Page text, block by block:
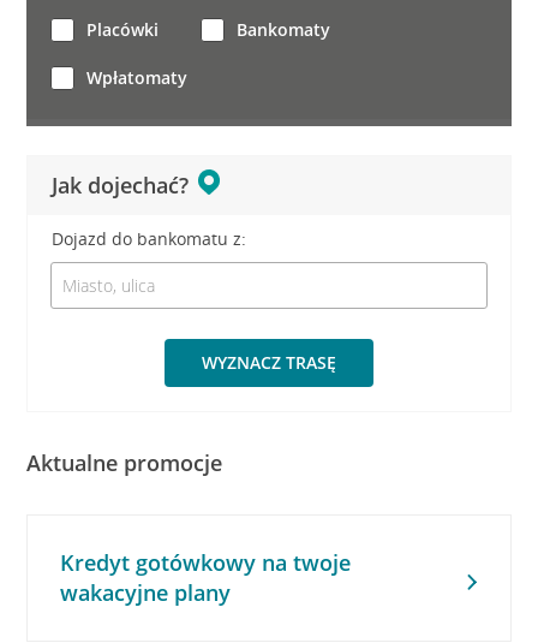
Jak dojechać?
Dojazd do bankomatu z:
WYZNACZ TRASĘ
Placówki Bankomaty
Wpłatomaty
Aktualne promocje
Kredyt gotówkowy na twoje
wakacyjne plany